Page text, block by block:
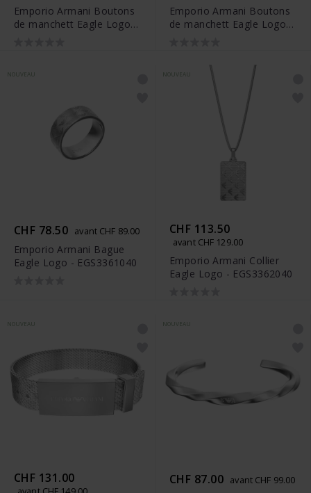
Emporio Armani Boutons
de manchett Eagle Logo -
Emporio Armani Boutons
de manchett Eagle Logo -
NOUVEAU
CHF 78.50 avant CHF 89.00
Emporio Armani Bague
Eagle Logo - EGS3361040
NOUVEAU
CHF 113.50
avant CHF 129.00
Emporio Armani Collier
Eagle Logo - EGS3362040
CHF 131.00 CHF 87.00 avant CHF 99.00